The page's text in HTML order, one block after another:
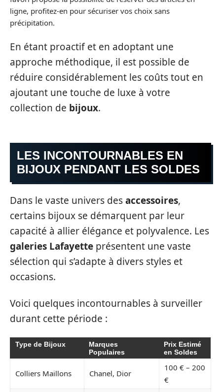
ligne, profitez-en pour sécuriser vos choix sans
précipitation.
En étant proactif et en adoptant une
approche méthodique, il est possible de
réduire considérablement les coûts tout en
ajoutant une touche de luxe à votre
collection de bijoux.
LES INCONTOURNABLES EN
BIJOUX PENDANT LES SOLDES
Dans le vaste univers desaccessoires,
certains bijoux se démarquent par leur
capacité à allier élégance et polyvalence. Les
galeries Lafayette présentent une vaste
sélection qui s’adapte à divers styles et
occasions.
Voici quelques incontournables à surveiller
durant cette période :
Type de Bijoux
Marques
Populaires
Prix Estimé
en Soldes
Colliers Maillons Chanel, Dior
100 € – 200
€